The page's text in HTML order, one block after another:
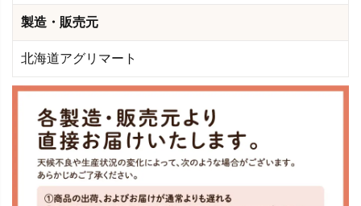
製造・販売元
北海道アグリマート